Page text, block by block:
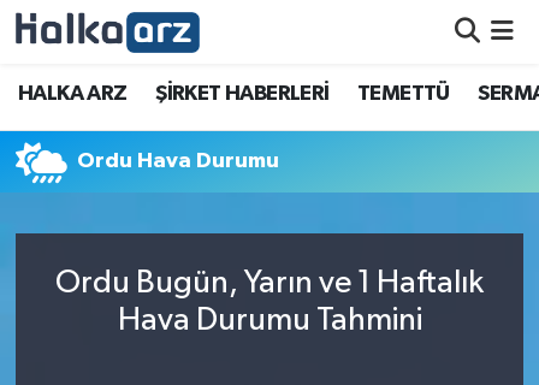
HALKA ARZ ŞİRKET HABERLERİ TEMETTÜ
Ordu Hava Durumu
Ordu Bugün, Yarın ve 1 Haftalık
Hava Durumu Tahmini
HALKA ARZ
SERMAYE ARTIRIMI
TEMETTÜ
İletişim